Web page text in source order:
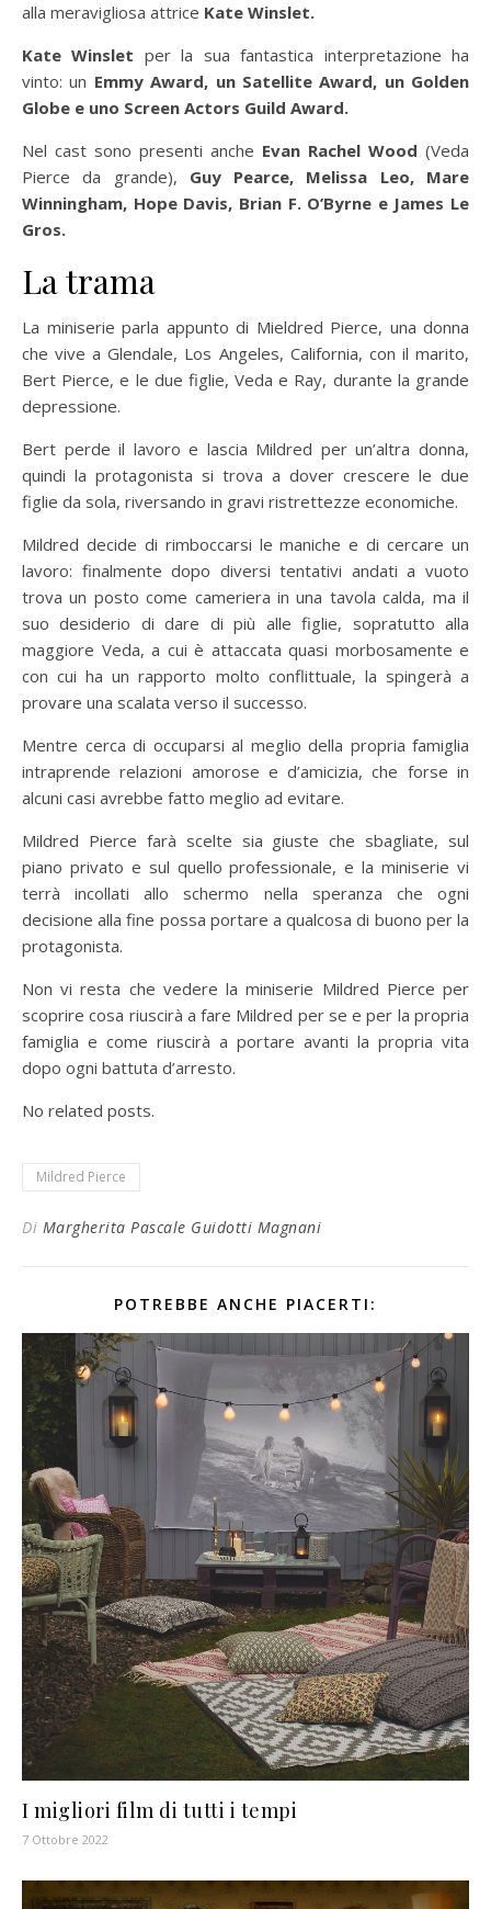
alla meravigliosa attrice Kate Winslet.
Kate Winslet per la sua fantastica interpretazione ha
vinto: un Emmy Award, un Satellite Award, un Golden
Globe e uno Screen Actors Guild Award.
Nel cast sono presenti anche Evan Rachel Wood (Veda
Pierce da grande), Guy Pearce, Melissa Leo, Mare
Winningham, Hope Davis, Brian F. O’Byrne e James Le
Gros.
La trama
La miniserie parla appunto di Mieldred Pierce, una donna
che vive a Glendale, Los Angeles, California, con il marito,
Bert Pierce, e le due figlie, Veda e Ray, durante la grande
depressione.
Bert perde il lavoro e lascia Mildred per un’altra donna,
quindi la protagonista si trova a dover crescere le due
figlie da sola, riversando in gravi ristrettezze economiche.
Mildred decide di rimboccarsi le maniche e di cercare un
lavoro: finalmente dopo diversi tentativi andati a vuoto
trova un posto come cameriera in una tavola calda, ma il
suo desiderio di dare di più alle figlie, sopratutto alla
maggiore Veda, a cui è attaccata quasi morbosamente e
con cui ha un rapporto molto conflittuale, la spingerà a
provare una scalata verso il successo.
Mentre cerca di occuparsi al meglio della propria famiglia
intraprende relazioni amorose e d’amicizia, che forse in
alcuni casi avrebbe fatto meglio ad evitare.
Mildred Pierce farà scelte sia giuste che sbagliate, sul
piano privato e sul quello professionale, e la miniserie vi
terrà incollati allo schermo nella speranza che ogni
decisione alla fine possa portare a qualcosa di buono per la
protagonista.
Non vi resta che vedere la miniserie Mildred Pierce per
scoprire cosa riuscirà a fare Mildred per se e per la propria
famiglia e come riuscirà a portare avanti la propria vita
dopo ogni battuta d’arresto.
No related posts.
Mildred Pierce
Di Margherita Pascale Guidotti Magnani
POTREBBE ANCHE PIACERTI:
I migliori film di tutti i tempi
7 Ottobre 2022